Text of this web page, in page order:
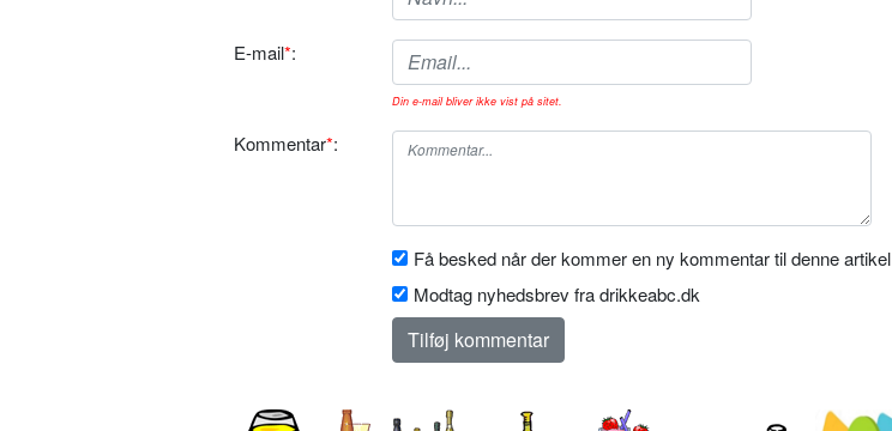
E-mail*:
Din e-mail bliver ikke vist på sitet.
Kommentar*:
Få besked når der kommer en ny kommentar til denne artikel
Modtag nyhedsbrev fra drikkeabc.dk